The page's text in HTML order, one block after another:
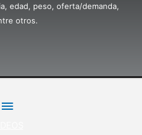
Menú
edad, peso, oferta/demanda,
otros.